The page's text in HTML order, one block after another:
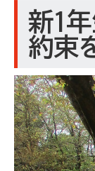
新1
約束